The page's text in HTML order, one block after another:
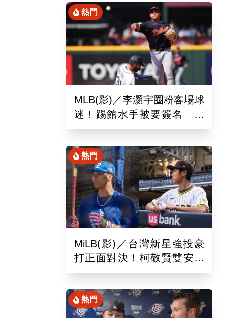
熱門
MLB(影)／李灝宇圈粉客場球
迷！踢館水手被要簽名 當
地狂粉：終於見到你了
熱門
MiLB(影)／台灣新星強投豪
打正面對決！柯敬賢雙安狙
擊蘇嵐鴻
熱門